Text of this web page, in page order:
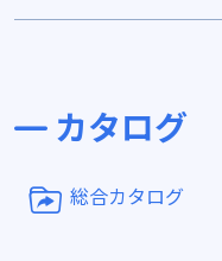
カタログ
総合カタログ